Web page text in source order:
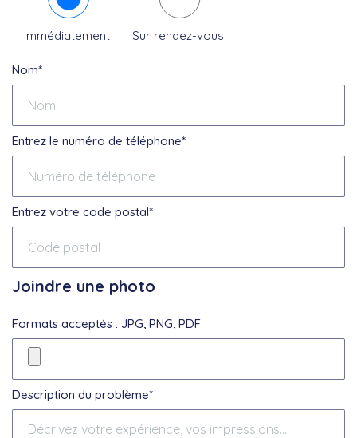
Immédiatement Sur rendez-vous
Nom*
Entrez le numéro de téléphone*
Entrez votre code postal*
Joindre une photo
Formats acceptés : JPG, PNG, PDF
Description du problème*